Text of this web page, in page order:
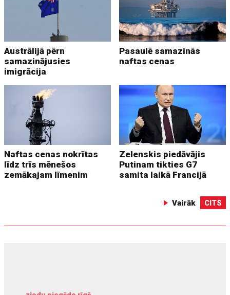
Austrālijā pērn
samazinājusies
imigrācija
Pasaulē samazinās
naftas cenas
Naftas cenas nokrītas
līdz trīs mēnešos
zemākajam līmenim
Zelenskis piedāvājis
Putinam tikties G7
samita laikā Francijā
Vairāk CITS